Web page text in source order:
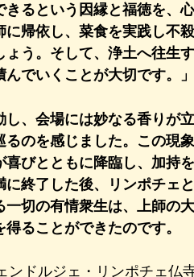
るという因縁と福徳を、
帰依し、菜食を実践し不
う。そして、浄土へ往生
でいくことが大切です。」
、会場には妙なる香りが
のを感じました。この現
びとともに降臨し、加持
終了した後、リンポチェ
切の有情衆生は、上師の
ることができたのです。
ンドルジェ・リンポチェ仏